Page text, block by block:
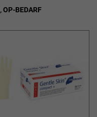
OP-BEDARF